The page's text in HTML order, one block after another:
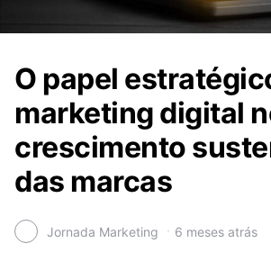
O papel
marketing digital
crescimento
das marcas
Jornada Marketing 6 meses atrás